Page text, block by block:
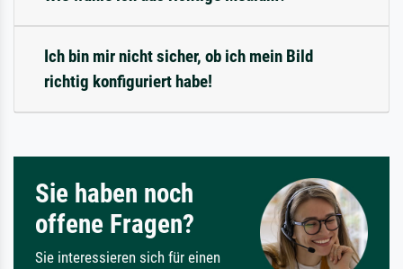
Ich bin mir nicht sicher, ob ich mein Bild
richtig konfiguriert habe!
Sie haben noch
offene Fragen?
Sie interessieren sich für einen